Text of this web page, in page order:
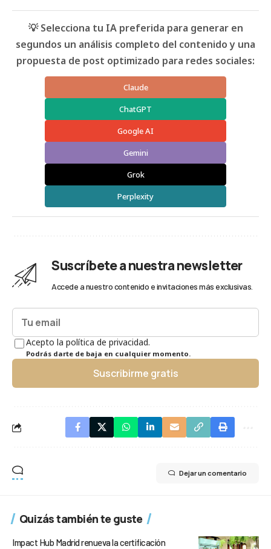
💡 Selecciona tu IA preferida para generar en
segundos un análisis completo del contenido y una
propuesta de post optimizado para redes sociales:
Claude
ChatGPT
Google AI
Gemini
Grok
Perplexity
Suscríbete a nuestra newsletter
Accede a nuestro contenido e invitaciones más exclusivas.
Acepto la política de privacidad.
Podrás darte de baja en cualquier momento.
Suscribirme gratis
Dejar un comentario
Quizás también te guste
Impact Hub Madrid renueva la certificación